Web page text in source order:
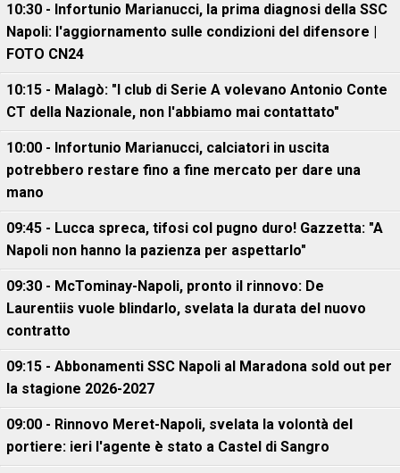
10:30 - Infortunio Marianucci, la prima diagnosi della SSC
Napoli: l'aggiornamento sulle condizioni del difensore |
FOTO CN24
10:15 - Malagò: "I club di Serie A volevano Antonio Conte
CT della Nazionale, non l'abbiamo mai contattato"
10:00 - Infortunio Marianucci, calciatori in uscita
potrebbero restare fino a fine mercato per dare una
mano
09:45 - Lucca spreca, tifosi col pugno duro! Gazzetta: "A
Napoli non hanno la pazienza per aspettarlo"
09:30 - McTominay-Napoli, pronto il rinnovo: De
Laurentiis vuole blindarlo, svelata la durata del nuovo
contratto
09:15 - Abbonamenti SSC Napoli al Maradona sold out per
la stagione 2026-2027
09:00 - Rinnovo Meret-Napoli, svelata la volontà del
portiere: ieri l'agente è stato a Castel di Sangro